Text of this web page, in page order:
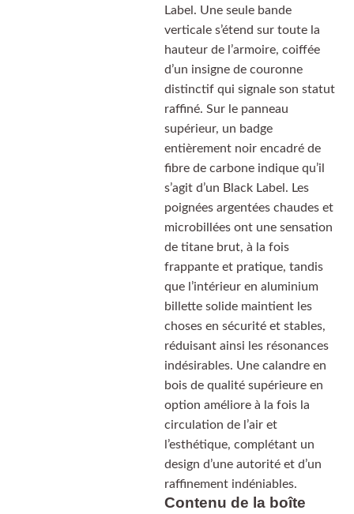
Label. Une seule bande
verticale s’étend sur toute la
hauteur de l’armoire, coiffée
d’un insigne de couronne
distinctif qui signale son statut
raffiné. Sur le panneau
supérieur, un badge
entièrement noir encadré de
fibre de carbone indique qu’il
s’agit d’un Black Label. Les
poignées argentées chaudes et
microbillées ont une sensation
de titane brut, à la fois
frappante et pratique, tandis
que l’intérieur en aluminium
billette solide maintient les
choses en sécurité et stables,
réduisant ainsi les résonances
indésirables. Une calandre en
bois de qualité supérieure en
option améliore à la fois la
circulation de l’air et
l’esthétique, complétant un
design d’une autorité et d’un
raffinement indéniables.
Contenu de la boîte